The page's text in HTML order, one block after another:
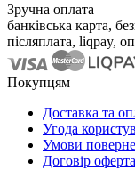
Зручна оплата
банківська карта,
післяплата, liqpay,
Покупцям
Доставка та
Угода
Умови
Договір оферта